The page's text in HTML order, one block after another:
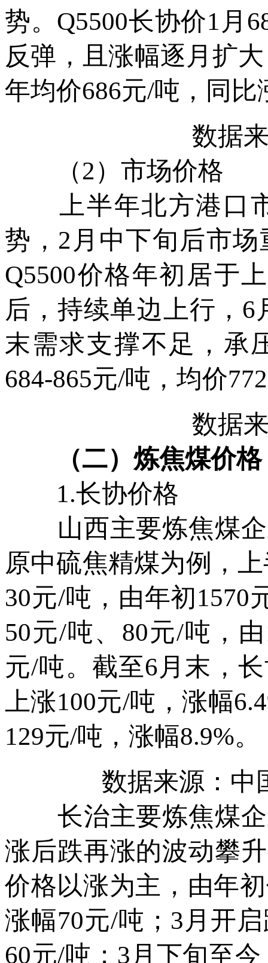
势。Q5500长协价1月
反弹，且涨幅逐月扩
年均价686元/吨，同比
数据
（2）市场价格
上半年北方港口市
势，2月中下旬后市
Q5500价格年初居于
后，持续单边上行，
末需求支撑不足，承
684-865元/吨，均价
数据
（二）炼焦煤价格
1.长协价格
山西主要炼焦煤企
原中硫焦精煤为例，
30元/吨，由年初1570
50元/吨、80元/吨，
元/吨。截至6月末，
上涨100元/吨，涨幅
129元/吨，涨幅8.9%。
数据来源：中
长治主要炼焦煤企
涨后跌再涨的波动攀
价格以涨为主，由年
涨幅70元/吨；3月开
60元/吨；3月下旬至